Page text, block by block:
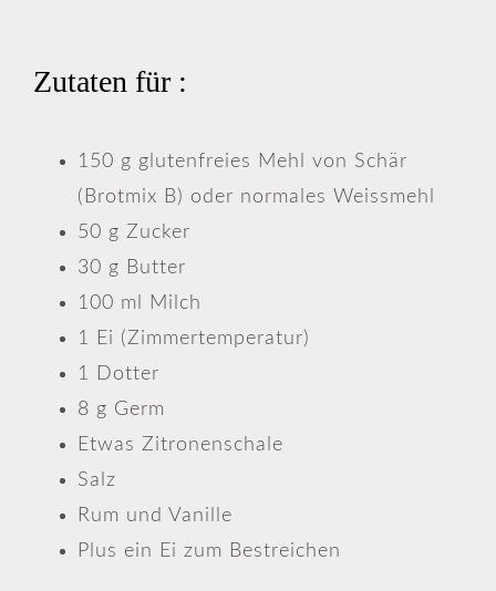
Zutaten für :
150 g glutenfreies Mehl von Schär
(Brotmix B) oder normales Weissmehl
50 g Zucker
30 g Butter
100 ml Milch
1 Ei (Zimmertemperatur)
1 Dotter
8 g Germ
Etwas Zitronenschale
Salz
Rum und Vanille
Plus ein Ei zum Bestreichen